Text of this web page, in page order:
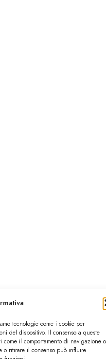
tecnologie come i cookie per
del dispositivo. Il consenso a queste
il comportamento di navigazione o
o ritirare il consenso può influire
PI - 204992